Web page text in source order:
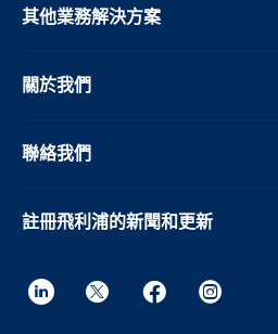
其他業務解決方案​
關於我們
聯絡我們
註冊飛利浦的新聞和更新